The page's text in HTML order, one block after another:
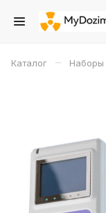
Каталог – Наборы